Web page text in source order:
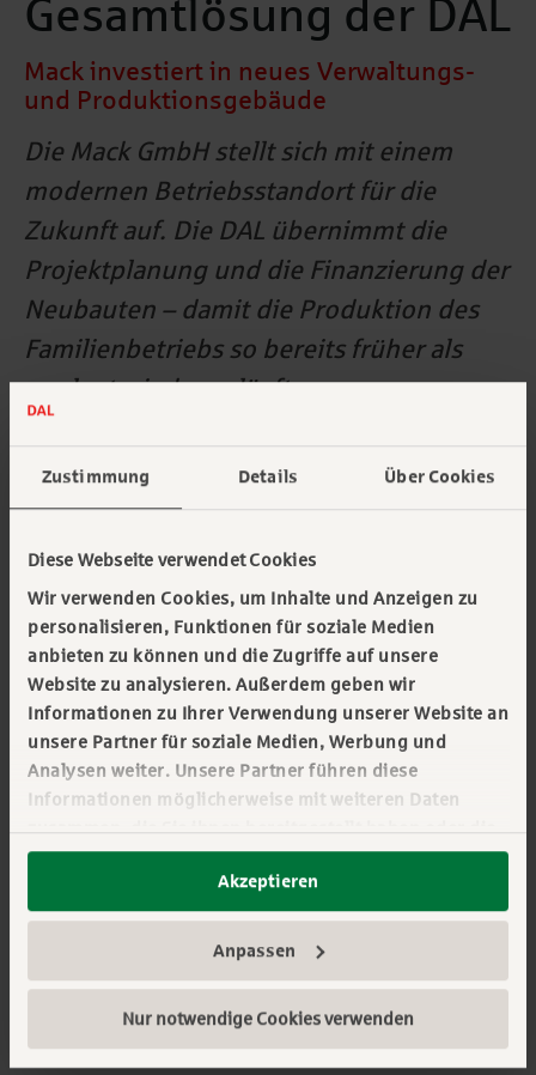
Zustimmung Details Über Cookies
Diese Webseite verwendet Cookies
Wir verwenden Cookies, um Inhalte und Anzeigen zu
personalisieren, Funktionen für soziale Medien
anbieten zu können und die Zugriffe auf unsere
Website zu analysieren. Außerdem geben wir
Informationen zu Ihrer Verwendung unserer Website an
unsere Partner für soziale Medien, Werbung und
Analysen weiter. Unsere Partner führen diese
Informationen möglicherweise mit weiteren Daten
zusammen, die Sie ihnen bereitgestellt haben oder die
sie im Rahmen Ihrer Nutzung der Dienste gesammelt
haben. Sie geben Einwilligung zu unseren Cookies,
wenn Sie unsere Webseite weiterhin nutzen.
Impressum Datenschutz
Akzeptieren
Anpassen
Nur notwendige Cookies verwenden
Gesamtlösung der DAL
Mack investiert in neues Verwaltungs-
und Produktionsgebäude
Die Mack GmbH stellt sich mit einem
modernen Betriebsstandort für die
Zukunft auf. Die DAL übernimmt die
Projektplanung und die Finanzierung der
Neubauten – damit die Produktion des
Familienbetriebs so bereits früher als
geplant wieder anläuft.
nutzen, dass sie zu neuwertigen Produkten werden.
führenden Unternehmen im Bereich
Remanufacturing.
Konkret geht es dabei um die Aufarbeitung
defekter Fahrzeugaggregate und
Fahrzeugkomponenten, die auf den
Qualitätsstandard eines Neuteils gebracht werden.
15.10.2025
Magazine
#Corporate Real Estate Management #Immobilien